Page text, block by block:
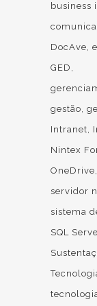
business
DocAve
GED
gestão
Intranet
Nintex
OneDrive
servidor
sistema
SQL